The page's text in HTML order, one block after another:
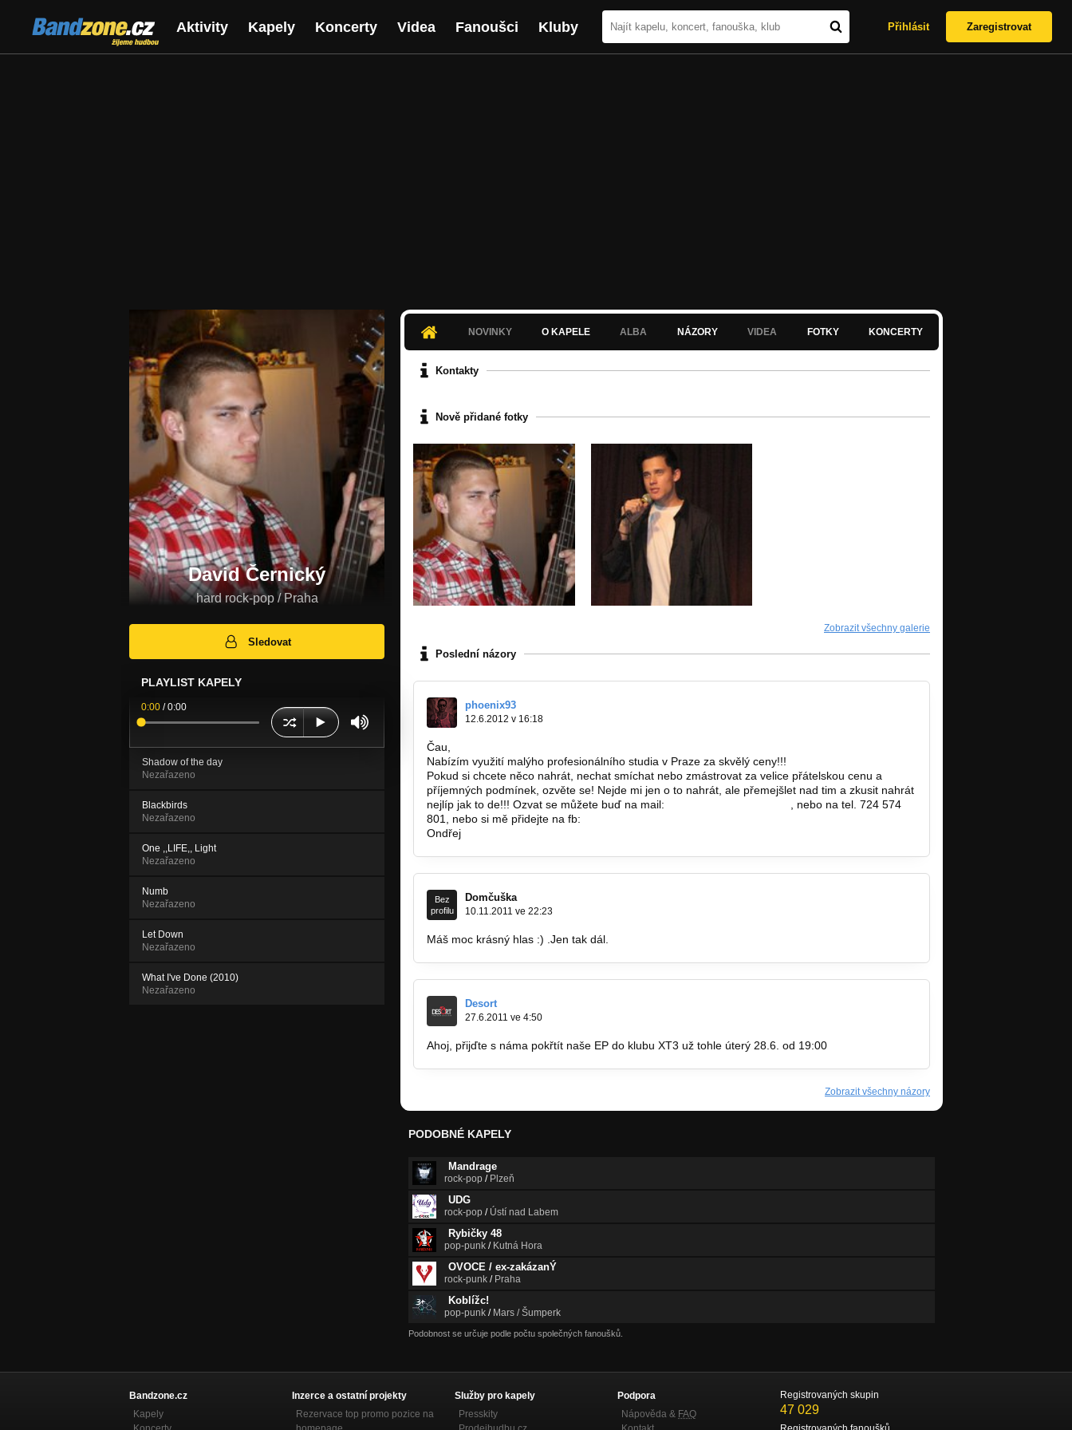
Bandzone.cz
žijeme hudbou
Aktivity Kapely Koncerty Videa Fanoušci Kluby Přihlásit Zaregistrovat
David Černický
hard rock-pop / Praha
Sledovat
PLAYLIST KAPELY
0:00 /0:00
Shadow of the day
Nezařazeno
Blackbirds
Nezařazeno
One ,,LIFE,, Light
Nezařazeno
Numb
Nezařazeno
Let Down
Nezařazeno
What I've Done (2010)
Nezařazeno
NOVINKY O KAPELE ALBA NÁZORY VIDEA FOTKY KONCERTY
Kontakty
Nově přidané fotky
Zobrazit všechny galerie
Poslední názory
phoenix93
12.6.2012 v 16:18
Čau,
Nabízím využití malýho profesionálního studia v Praze za skvělý ceny!!!
Pokud si chcete něco nahrát, nechat smíchat nebo zmástrovat za velice přátelskou cenu a
příjemných podmínek, ozvěte se! Nejde mi jen o to nahrát, ale přemejšlet nad tim a zkusit nahrát
nejlíp jak to de!!! Ozvat se můžete buď na mail:
, nebo na tel. 724 574
801, nebo si mě přidejte na fb:
Ondřej
Bez
profilu
Domčuška
10.11.2011 ve 22:23
Máš moc krásný hlas :) .Jen tak dál.
Desort
27.6.2011 ve 4:50
Ahoj, přijďte s náma pokřtít naše EP do klubu XT3 už tohle úterý 28.6. od 19:00
Zobrazit všechny názory
PODOBNÉ KAPELY
Mandrage
rock-pop / Plzeň
UDG
rock-pop / Ústí nad Labem
Rybičky 48
pop-punk / Kutná Hora
OVOCE / ex-zakázanÝ
rock-punk / Praha
Koblížc!
pop-punk / Mars / Šumperk
Podobnost se určuje podle počtu společných fanoušků.
Bandzone.cz
Kapely
Inzerce a ostatní projekty
Rezervace top promo pozice na
Služby pro kapely
Presskity
Podpora
Nápověda & FAQ
Registrovaných skupin
47 029